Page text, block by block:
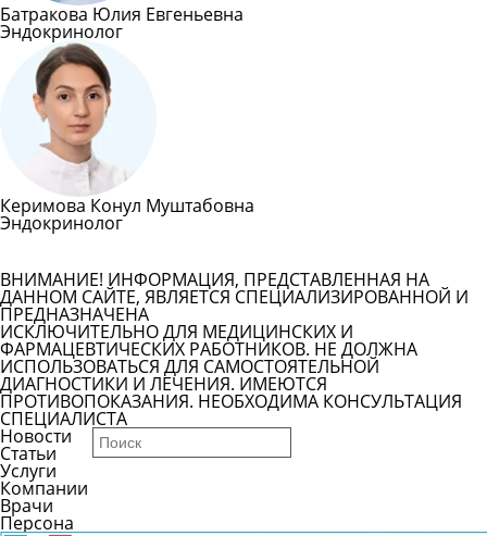
Батракова Юлия Евгеньевна
Эндокринолог
Керимова Конул Муштабовна
Эндокринолог
ВНИМАНИЕ! ИНФОРМАЦИЯ, ПРЕДСТАВЛЕННАЯ НА
ДАННОМ САЙТЕ, ЯВЛЯЕТСЯ СПЕЦИАЛИЗИРОВАННОЙ И
ПРЕДНАЗНАЧЕНА
ИСКЛЮЧИТЕЛЬНО ДЛЯ МЕДИЦИНСКИХ И
ФАРМАЦЕВТИЧЕСКИХ РАБОТНИКОВ. НЕ ДОЛЖНА
ИСПОЛЬЗОВАТЬСЯ ДЛЯ САМОСТОЯТЕЛЬНОЙ
ДИАГНОСТИКИ И ЛЕЧЕНИЯ. ИМЕЮТСЯ
ПРОТИВОПОКАЗАНИЯ. НЕОБХОДИМА КОНСУЛЬТАЦИЯ
СПЕЦИАЛИСТА
Новости
Статьи
Услуги
Компании
Врачи
Персона